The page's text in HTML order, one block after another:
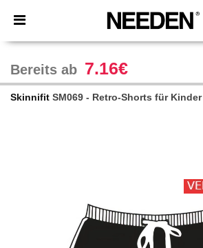
× Needen App
Bessere Preise in der App!
Bereits ab 7.16€
Skinnifit SM069 - Retro-Shorts für Kinder